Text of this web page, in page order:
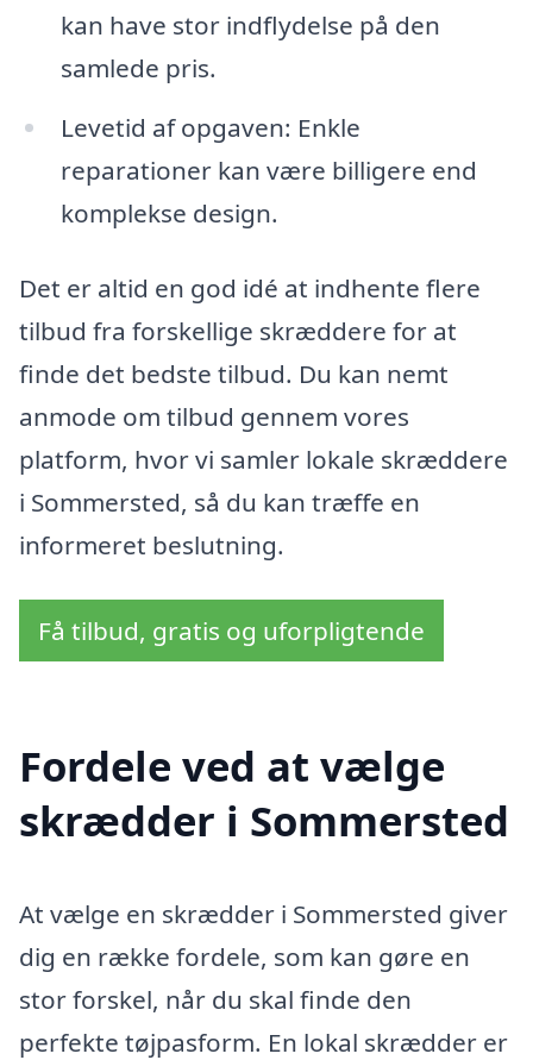
kan have stor indflydelse på den
samlede pris.
Levetid af opgaven: Enkle
reparationer kan være billigere end
komplekse design.
Det er altid en god idé at indhente flere
tilbud fra forskellige skræddere for at
finde det bedste tilbud. Du kan nemt
anmode om tilbud gennem vores
platform, hvor vi samler lokale skræddere
i Sommersted, så du kan træffe en
informeret beslutning.
Få tilbud, gratis og uforpligtende
Fordele ved at vælge
skrædder i Sommersted
At vælge en skrædder i Sommersted giver
dig en række fordele, som kan gøre en
stor forskel, når du skal finde den
perfekte tøjpasform. En lokal skrædder er